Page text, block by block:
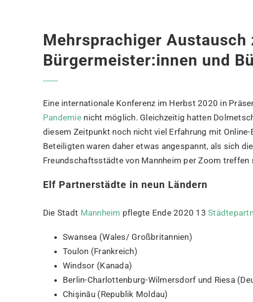
Mehrsprachiger Austausch
Bürgermeister:innen und
Eine internationale Konferenz im Herbst 2020 in
Pandemie nicht möglich. Gleichzeitig hatten
diesem Zeitpunkt noch nicht viel Erfahrung mit
Beteiligten waren daher etwas angespannt, als sich
Freundschaftsstädte von Mannheim per Zoom treffen
Elf Partnerstädte in neun Ländern
Die Stadt Mannheim pflegte Ende 2020 13
Swansea (Wales/ Großbritannien)
Toulon (Frankreich)
Windsor (Kanada)
Berlin-Charlottenburg-Wilmersdorf und Riesa
Chişinău (Republik Moldau)